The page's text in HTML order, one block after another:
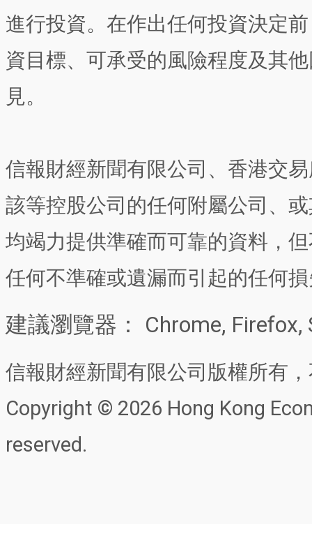
進行投資。在作出任何投資決定
資目標、可承受的風險程度及其
見。
信報財經新聞有限公司、香港交
該等控股公司的任何附屬公司、
均竭力提供準確而可靠的資料，
任何不準確或遺漏而引起的任何
建議瀏覽器： Chrome, Firefox,
信報財經新聞有限公司版權所有
Copyright © 2026 Hong Kong
reserved.